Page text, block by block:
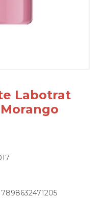
Labotrat